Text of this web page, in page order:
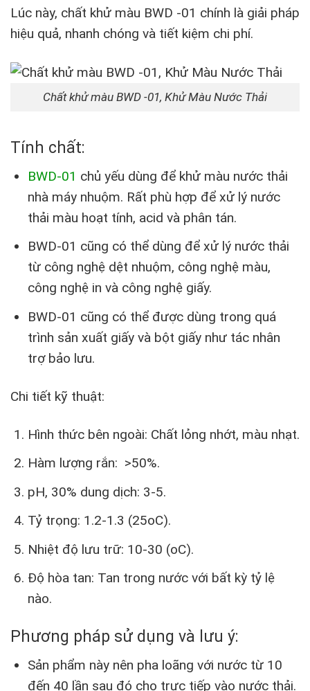
Lúc này, chất khử màu BWD -01 chính là giải pháp
hiệu quả, nhanh chóng và tiết kiệm chi phí.
Chất khử màu BWD -01, Khử Màu Nước Thải
Tính chất:
BWD-01 chủ yếu dùng để khử màu nước thải
nhà máy nhuộm. Rất phù hợp để xử lý nước
thải màu hoạt tính, acid và phân tán.
BWD-01 cũng có thể dùng để xử lý nước thải
từ công nghệ dệt nhuộm, công nghệ màu,
công nghệ in và công nghệ giấy.
BWD-01 cũng có thể được dùng trong quá
trình sản xuất giấy và bột giấy như tác nhân
trợ bảo lưu.
Chi tiết kỹ thuật:
Hình thức bên ngoài: Chất lỏng nhớt, màu nhạt.
Hàm lượng rắn: >50%.
pH, 30% dung dịch: 3-5.
Tỷ trọng: 1.2-1.3 (25oC).
Nhiệt độ lưu trữ: 10-30 (oC).
Độ hòa tan: Tan trong nước với bất kỳ tỷ lệ
nào.
Phương pháp sử dụng và lưu ý:
Sản phẩm này nên pha loãng với nước từ 10
đến 40 lần sau đó cho trực tiếp vào nước thải.